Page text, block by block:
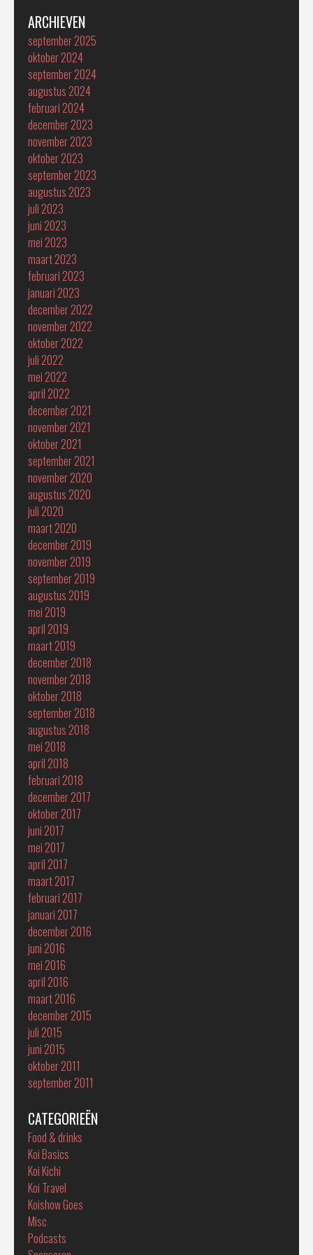
ARCHIEVEN
september 2025
oktober 2024
september 2024
augustus 2024
februari 2024
december 2023
november 2023
oktober 2023
september 2023
augustus 2023
juli 2023
juni 2023
mei 2023
maart 2023
februari 2023
januari 2023
december 2022
november 2022
oktober 2022
juli 2022
mei 2022
april 2022
december 2021
november 2021
oktober 2021
september 2021
november 2020
augustus 2020
juli 2020
maart 2020
december 2019
november 2019
september 2019
augustus 2019
mei 2019
april 2019
maart 2019
december 2018
november 2018
oktober 2018
september 2018
augustus 2018
mei 2018
april 2018
februari 2018
december 2017
oktober 2017
juni 2017
mei 2017
april 2017
maart 2017
februari 2017
januari 2017
december 2016
juni 2016
mei 2016
april 2016
maart 2016
december 2015
juli 2015
juni 2015
oktober 2011
september 2011
CATEGORIEËN
Food & drinks
Koi Basics
Koi Kichi
Koi Travel
Koishow Goes
Misc
Podcasts